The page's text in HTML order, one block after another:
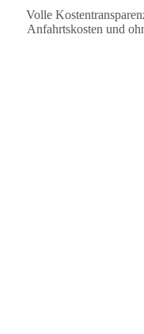
Volle
Anfahrtskosten und